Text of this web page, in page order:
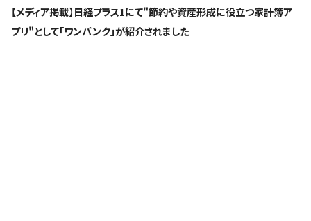
【メディア掲載】日経プラス1にて"節約や資産形成に役立つ家計簿ア
プリ"として「ワンバンク」が紹介されました